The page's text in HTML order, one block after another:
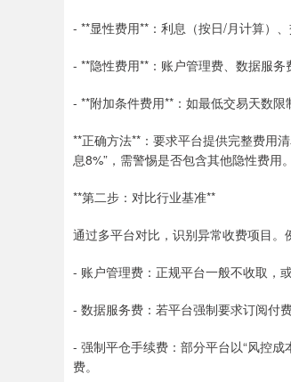
- **显性费用**：利息（按日/月计算）
- **隐性费用**：账户管理费、数据服务
- **附加条件费用**：如最低交易天数限
**正确方法**：要求平台提供完整费用
息8%”，需警惕是否包含其他隐性费用。
**第二步：对比行业基准**
通过多平台对比，识别异常收费项目。
- 账户管理费：正规平台一般不收取，
- 数据服务费：若平台强制要求订阅付
- 强制平仓手续费：部分平台以“风控成
费。